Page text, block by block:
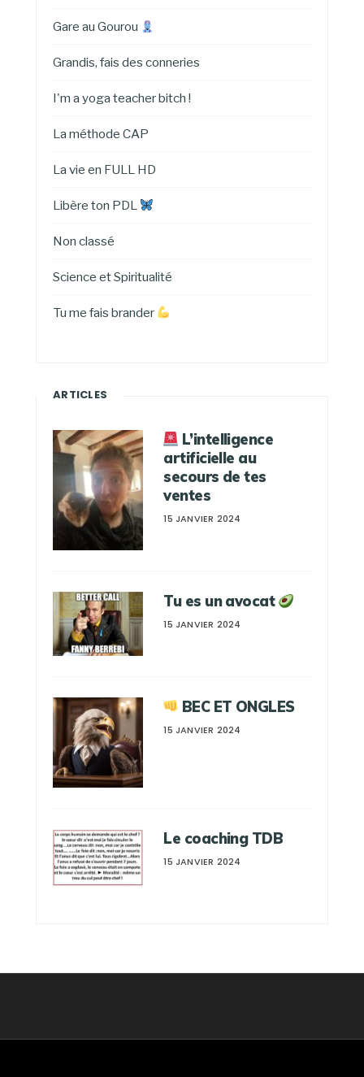
Gare au Gourou
Grandis, fais des conneries
I'm a yoga teacher bitch !
La méthode CAP
La vie en FULL HD
Libère ton PDL
Non classé
Science et Spiritualité
Tu me fais brander
ARTICLES
L’intelligence
artificielle au
secours de tes
ventes
15 JANVIER 2024
Tu es un avocat
15 JANVIER 2024
BEC ET ONGLES
15 JANVIER 2024
Le coaching TDB
15 JANVIER 2024